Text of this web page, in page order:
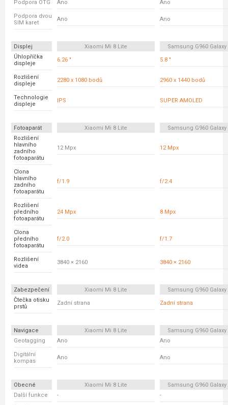
Podpora OTG Ano Ano
Podpora dvou
SIM karet
Ano Ano
Displej Xiaomi Mi 8 Lite
Samsung G960 Galaxy
Úhlopříčka
displeje
6.26 " 5.8 "
Rozlišení
displeje
2280 x 1080 bodů 2960 x 1440 bodů
Technologie
displeje
IPS SUPER AMOLED
Fotoaparát Xiaomi Mi 8 Lite
Samsung G960 Galaxy
Rozlišení
hlavního
zadního
fotoaparátu
12 Mpx 12 Mpx
Clona
hlavního
zadního
fotoaparátu
f/1.9 f/2.4
Rozlišení
předního
fotoaparátu
24 Mpx 8 Mpx
Clona
předního
fotoaparátu
f/2.0 f/1.7
Rozlišení
videa
3840 × 2160 3840 × 2160
Zabezpečení Xiaomi Mi 8 Lite
Samsung G960 Galaxy
Čtečka otisku
prstů
Zadní strana Zadní strana
Navigace Xiaomi Mi 8 Lite
Samsung G960 Galaxy
Geotagging
Ano Ano
Digitální
kompas
Ano Ano
Obecné Xiaomi Mi 8 Lite
Samsung G960 Galaxy
Další funkce
- -